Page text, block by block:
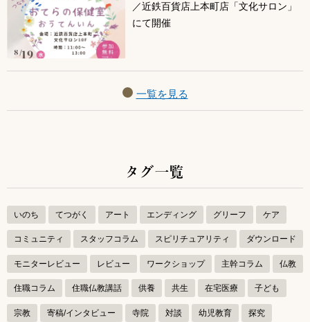
／近鉄百貨店上本町店「文化サロン」
にて開催
一覧を見る
タグ一覧
いのち てつがく アート エンディング グリーフ ケア
コミュニティ スタッフコラム スピリチュアリティ ダウンロード
モニターレビュー レビュー ワークショップ 主幹コラム 仏教
住職コラム 住職仏教講話 供養 共生 在宅医療 子ども
宗教 寄稿/インタビュー 寺院 対談 幼児教育 探究